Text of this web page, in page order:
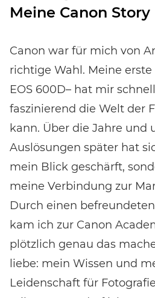
Noch keinen Event-Code? Jetztfür
entscheiden und Zugang zu
Meine Canon Story
Canon war für mich von
richtige Wahl. Meine erste
EOS 600D– hat mir
faszinierend die Welt der
kann. Über die Jahre und
Auslösungen später hat
mein Blick geschärft,
meine Verbindung zur
Durch einen
kam ich zur Canon
plötzlich genau das
liebe: mein Wissen und
Leidenschaft für